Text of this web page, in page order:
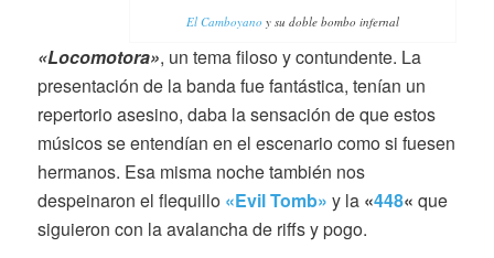
El Camboyano y su doble bombo infernal
«Locomotora», un tema filoso y contundente. La
presentación de la banda fue fantástica, tenían un
repertorio asesino, daba la sensación de que estos
músicos se entendían en el escenario como si fuesen
hermanos. Esa misma noche también nos
despeinaron el flequillo «Evil Tomb» y la «448« que
siguieron con la avalancha de riffs y pogo.